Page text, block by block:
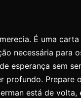
É uma
necessária para
esperança sem
profundo. Prepare
está de volta,